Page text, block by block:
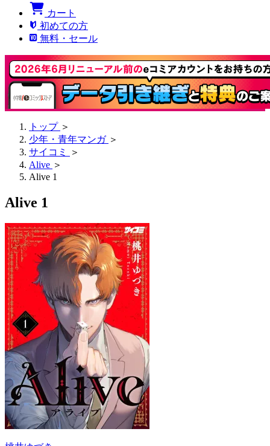
カート
初めての方
無料・セール
トップ ＞
少年・青年マンガ ＞
サイコミ
＞
Alive ＞
Alive 1
Alive 1